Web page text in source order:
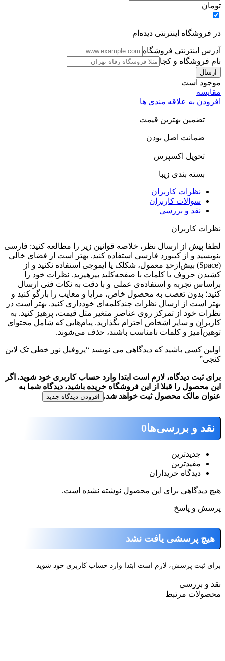
فروشگاه اینترنتی دیده‌ام
اینترنتی فروشگاه
فروشگاه و کجا
است
به علاقه مندی ها
تضمین بهترین قیمت
ضمانت اصل بودن
تحویل اکسپرس
بسته بندی زیبا
نظرات کاربران
سوالات کاربران
نقد و بررسی
کاربران
پیش از ارسال نظر، خلاصه قوانین زیر را مطالعه کنید: فارسی
و از کیبورد فارسی استفاده کنید. بهتر است از فضای خالی
(Space) بیش‌از‌حدِ معمول، شکلک یا ایموجی استفاده نکنید و از
حروف یا کلمات با صفحه‌کلید بپرهیزید. نظرات خود را
تجربه و استفاده‌ی عملی و با دقت به نکات فنی ارسال
بدون تعصب به محصول خاص، مزایا و معایب را بازگو کنید و
است از ارسال نظرات چندکلمه‌‌ای خودداری کنید. بهتر است در
خود از تمرکز روی عناصر متغیر مثل قیمت، پرهیز کنید. به
و سایر اشخاص احترام بگذارید. پیام‌هایی که شامل محتوای
و کلمات نامناسب باشند، حذف می‌شوند.
کسی باشید که دیدگاهی می نویسد “پروفیل نور خطی تک لاین
ثبت دیدگاه، لازم است ابتدا وارد حساب کاربری خود شوید. اگر
محصول را قبلا از این فروشگاه خریده باشید، دیدگاه شما به
مالک محصول ثبت خواهد شد. افزودن دیدگاه جدید
نقد و بررسی‌ها0
جدیدترین
مفیدترین
دیدگاه خریداران
دیدگاهی برای این محصول نوشته نشده است.
و پاسخ
هیچ پرسشی یافت نشد
ثبت پرسش، لازم است ابتدا وارد حساب کاربری خود شوید
و بررسی
مرتبط